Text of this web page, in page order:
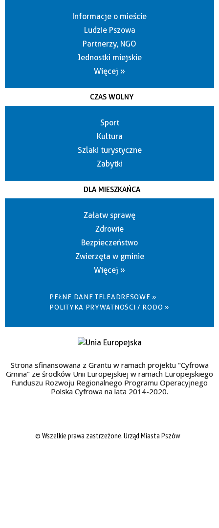
Informacje o mieście
Ludzie Pszowa
Partnerzy, NGO
Jednostki miejskie
Więcej »
CZAS WOLNY
Sport
Kultura
Szlaki turystyczne
Zabytki
DLA MIESZKAŃCA
Załatw sprawę
Zdrowie
Bezpieczeństwo
Zwierzęta w gminie
Więcej »
PEŁNE DANE TELEADRESOWE »
POLITYKA PRYWATNOŚCI / RODO »
Strona sfinansowana z Grantu w ramach projektu "Cyfrowa
Gmina" ze środków Unii Europejskiej w ramach Europejskiego
Funduszu Rozwoju Regionalnego Programu Operacyjnego
Polska Cyfrowa na lata 2014-2020.
© Wszelkie prawa zastrzeżone, Urząd Miasta Pszów